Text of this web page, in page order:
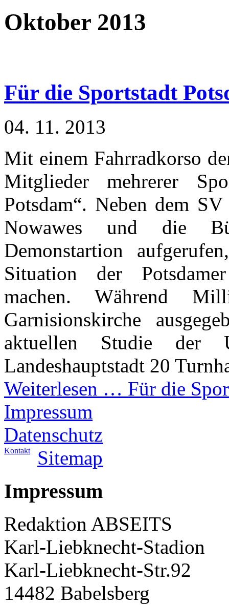
Oktober 2013
Für die Sportstadt
04. 11. 2013
Mit einem Fahrradkorso
Mitglieder mehrerer
Potsdam“. Neben dem
Nowawes und die
Demonstartion
Situation der
machen. Während
Garnisionskirche
aktuellen Studie der
Landeshauptstadt 20
Weiterlesen … Für die
Impressum
Datenschutz
Kontakt Sitemap
Impressum
Redaktion ABSEITS
Karl-Liebknecht-Stadion
Karl-Liebknecht-Str.92
14482 Babelsberg